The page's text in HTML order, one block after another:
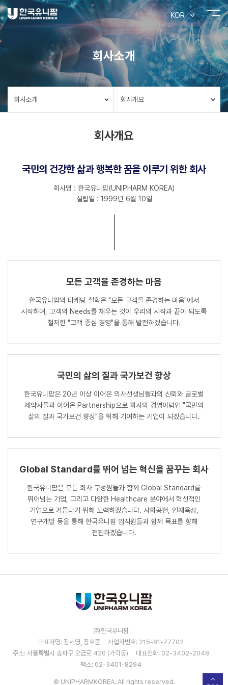
KOR
회사소개
회사소개 회사개요
회사개요
국민의 건강한 삶과 행복한 꿈을 이루기 위한 회사
회사명 : 한국유니팜(UNIPHARM KOREA)
설립일 : 1999년 6월 10일
모든 고객을 존경하는 마음
한국유니팜의 마케팅 철학은 "모든 고객을 존경하는 마음"에서
시작하며, 고객의 Needs를 채우는 것이 우리의 시작과 끝이 되도록
철저한 "고객 중심 경영"을 통해 발전하겠습니다.
국민의 삶의 질과 국가보건 향상
한국유니팜은 20년 이상 이어온 의사선생님들과의 신뢰와 글로벌
제약사들과 이어온 Partnership으로 회사의 경영이념인 "국민의
삶의 질과 국가보건 향상"을 위해 기여하는 기업이 되겠습니다.
Global Standard를 뛰어 넘는 혁신을 꿈꾸는 회사
한국유니팜은 모든 회사 구성원들과 함께 Global Standard를
뛰어넘는 기업, 그리고 다양한 Healthcare 분야에서 혁신적인
기업으로 거듭나기 위해 노력하겠습니다. 사회공헌, 인재육성,
연구개발 등을 통해 한국유니팜 임직원들과 함께 목표를 향해
전진하겠습니다.
㈜한국유니팜
대표자명: 장세영, 장호준
사업자번호: 215-81-77702
주소: 서울특별시 송파구 오금로 420 (가락동)
대표전화: 02-3402-2048
팩스: 02-3401-8294
© UNIPHARMKOREA. All rights reserved.